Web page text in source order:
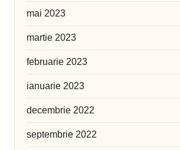
mai 2023
martie 2023
februarie 2023
ianuarie 2023
decembrie 2022
septembrie 2022